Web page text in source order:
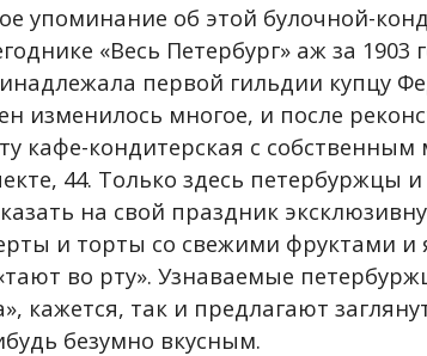
упоминание об этой булочной-
«Весь Петербург» аж за 1903
первой гильдии купцу
изменилось многое, и после
кафе-кондитерская с
44. Только здесь петербуржцы и
на свой праздник
и торты со свежими фруктами и
во рту». Узнаваемые
кажется, так и предлагают
безумно вкусным.